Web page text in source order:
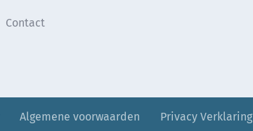
Contact
Algemene voorwaarden Privacy Verklaring